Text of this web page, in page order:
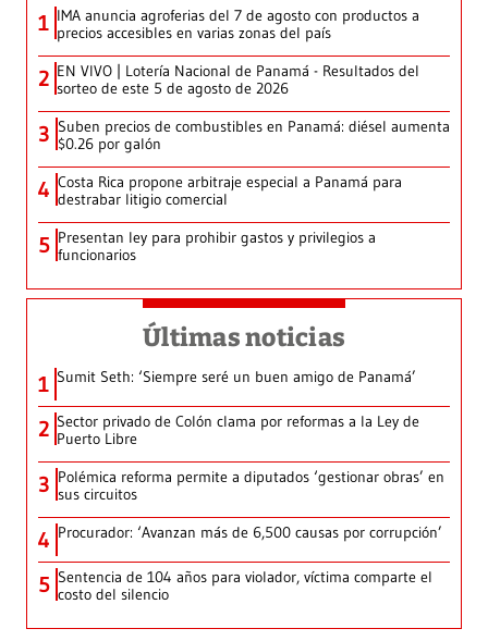
1 IMA anuncia agroferias del 7 de agosto con productos a
precios accesibles en varias zonas del país
2 EN VIVO | Lotería Nacional de Panamá - Resultados del
sorteo de este 5 de agosto de 2026
3 Suben precios de combustibles en Panamá: diésel aumenta
$0.26 por galón
4 Costa Rica propone arbitraje especial a Panamá para
destrabar litigio comercial
5 Presentan ley para prohibir gastos y privilegios a
funcionarios
Últimas noticias
1 Sumit Seth: ‘Siempre seré un buen amigo de Panamá’
2 Sector privado de Colón clama por reformas a la Ley de
Puerto Libre
3 Polémica reforma permite a diputados ‘gestionar obras’ en
sus circuitos
4 Procurador: ‘Avanzan más de 6,500 causas por corrupción’
5 Sentencia de 104 años para violador, víctima comparte el
costo del silencio